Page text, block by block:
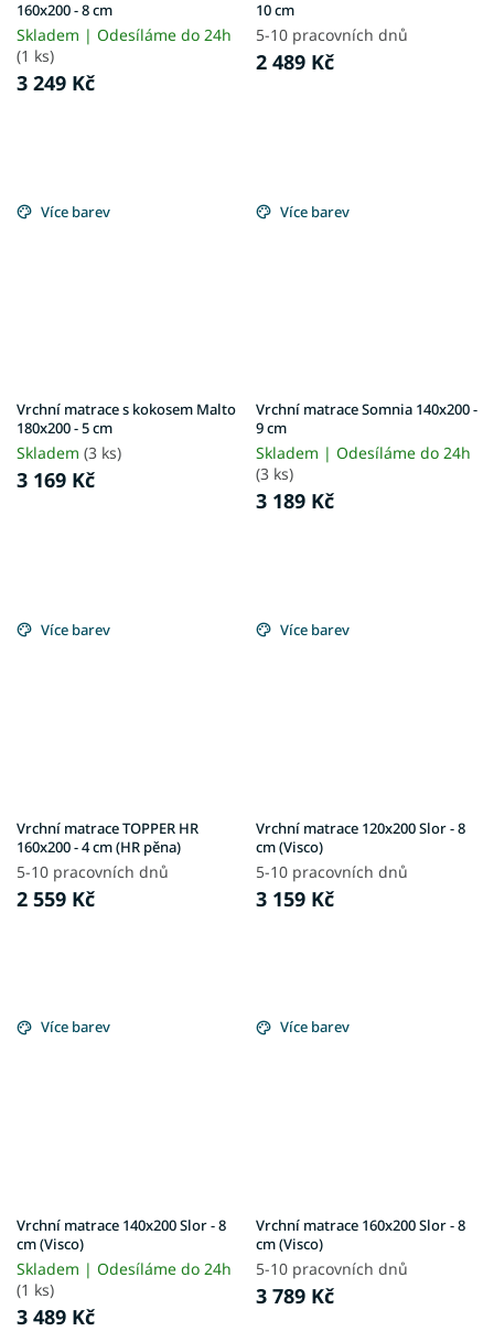
160x200 - 8 cm
Skladem | Odesíláme do 24h
(1 ks)
3 249 Kč
10 cm
5-10 pracovních dnů
2 489 Kč
Více barev
Vrchní matrace s kokosem Malto
180x200 - 5 cm
Skladem (3 ks)
3 169 Kč
Více barev
Vrchní matrace Somnia 140x200 -
9 cm
Skladem | Odesíláme do 24h
(3 ks)
3 189 Kč
Více barev
Vrchní matrace TOPPER HR
160x200 - 4 cm (HR pěna)
5-10 pracovních dnů
2 559 Kč
Více barev
Vrchní matrace 120x200 Slor - 8
cm (Visco)
5-10 pracovních dnů
3 159 Kč
Více barev
Vrchní matrace 140x200 Slor - 8
cm (Visco)
Skladem | Odesíláme do 24h
(1 ks)
3 489 Kč
Více barev
Vrchní matrace 160x200 Slor - 8
cm (Visco)
5-10 pracovních dnů
3 789 Kč